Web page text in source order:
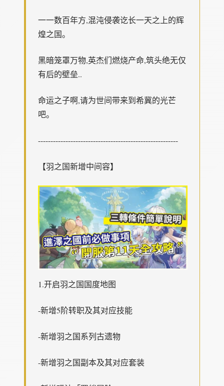
一一数百年方,混沌侵袭讫长一天之上的辉
煌之国。
黑暗笼罩万物,英杰们燃烧产命,筑头绝无仅
有后的壁垒..
命运之子啊,请为世间带来到希冀的光芒
吧。
--------------------------------------------------------
【羽之国新增中间容】
1.开启羽之国国度地图
-新增5阶转职及其对应技能
-新增羽之国系列古遗物
-新增羽之国副本及其对应套装